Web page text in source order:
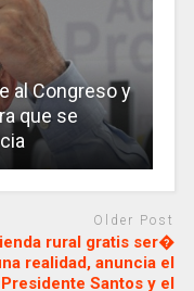
al Congreso y
que se
Older Post
rural gratis ser�
realidad, anuncia el
Presidente Santos y el